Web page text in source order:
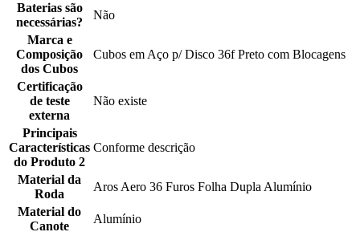
Baterias são
necessárias?
Não
Marca e
Composição
dos Cubos
Cubos em Aço p/ Disco 36f Preto com Blocagens
Certificação
de teste
externa
Não existe
Principais
Características
do Produto 2
Conforme descrição
Material da
Roda
Aros Aero 36 Furos Folha Dupla Alumínio
Material do
Canote
Alumínio